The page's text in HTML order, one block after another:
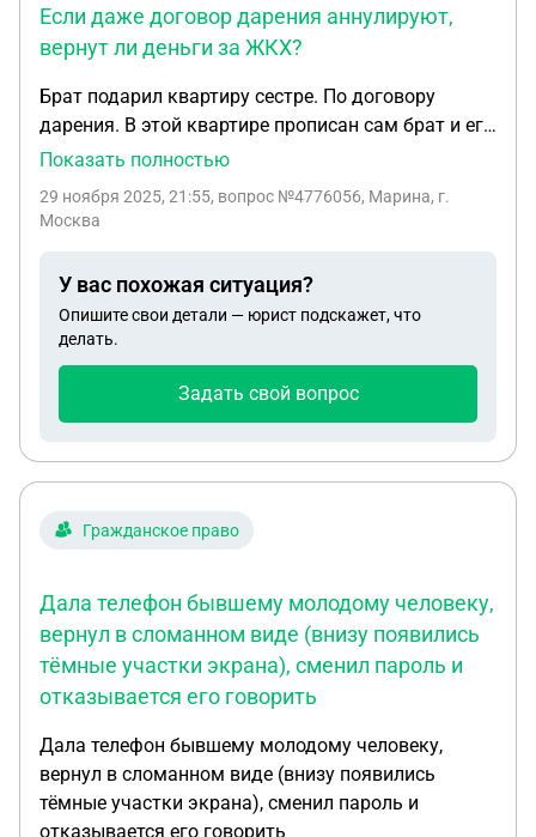
же для меня неподъемная. Подскажите как
инициировать судебное делопроизводство чтоб
уменьшить долг за квартиру на основании сроков
исковой давности?
Если даже договор дарения аннулируют,
вернут ли деньги за ЖКХ?
Брат подарил квартиру сестре. По договору
дарения. В этой квартире прописан сам брат и его
совершеннолетний сын. Квартира была подарена
сей день отдает. И сейчас сын требует вернуть
договор дарения аннулируют, вернут ли деньги за
ЖКХ?
Показать полностью
29 ноября 2025, 21:55, вопрос №4776056, Марина, г.
Москва
У вас похожая ситуация?
Опишите свои детали — юрист подскажет, что
делать.
Задать свой вопрос
Гражданское право
Дала телефон бывшему молодому человеку,
вернул в сломанном виде (внизу появились
тёмные участки экрана), сменил пароль и
отказывается его говорить
Дала телефон бывшему молодому человеку,
вернул в сломанном виде (внизу появились
тёмные участки экрана), сменил пароль и
отказывается его говорить